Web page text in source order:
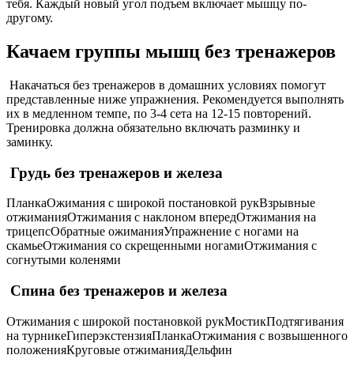
тебя. Каждый новый угол подъем включает мышцу по-
другому.
Качаем группы мышц без тренажеров
Накачаться без тренажеров в домашних условиях помогут
представленные ниже упражнения. Рекомендуется выполнять
их в медленном темпе, по 3-4 сета на 12-15 повторений.
Тренировка должна обязательно включать разминку и
заминку.
Грудь без тренажеров и железа
ПланкаОжимания с широкой постановкой рукВзрывные
отжиманияОтжимания с наклоном впередОтжимания на
трицепсОбратные ожиманияУпражнение с ногами на
скамьеОтжимания со скрещенными ногамиОтжимания с
согнутыми коленями
Спина без тренажеров и железа
Отжимания с широкой постановкой рукМостикПодтягивания
на турникеГиперэкстензияПланкаОтжимания с возвышенного
положенияКруговые отжиманияДельфин